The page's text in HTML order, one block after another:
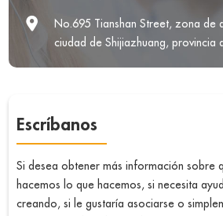
No.695 Tianshan Street, zona de
ciudad de Shijiazhuang, provincia
Escríbanos
Si desea obtener más información sobre
hacemos lo que hacemos, si necesita
creando, si le gustaría asociarse o